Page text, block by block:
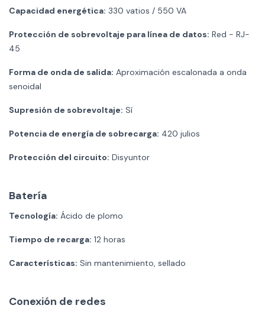
Capacidad energética: 330 vatios / 550 VA
Protección de sobrevoltaje para línea de datos: Red - RJ-
45
Forma de onda de salida: Aproximación escalonada a onda
senoidal
Supresión de sobrevoltaje: Sí
Potencia de energía de sobrecarga: 420 julios
Protección del circuito: Disyuntor
Batería
Tecnología: Ácido de plomo
Tiempo de recarga: 12 horas
Características: Sin mantenimiento, sellado
Conexión de redes